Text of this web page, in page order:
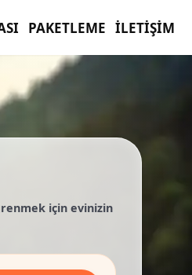
PAKETLEME İLETIŞIM
için evinizin